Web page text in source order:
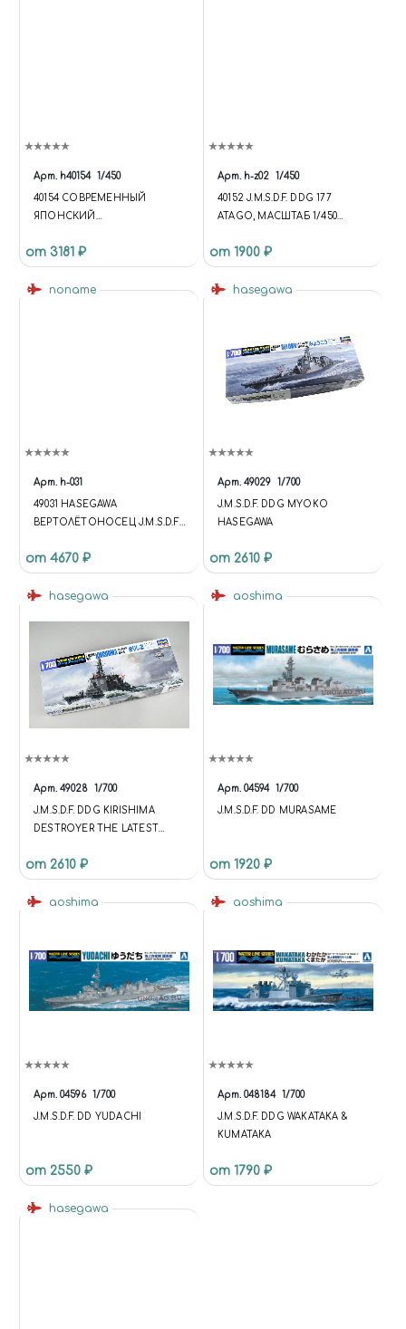
Арт. h40154 1/450
40154 CОВРЕМЕННЫЙ
ЯПОНСКИЙ
DDH HYUGA
от 3181 ₽
Арт. h-z02 1/450
40152 J.M.S.D.F. DDG 177
ATAGO, МАСШТАБ 1/450
(H-Z02) КОРАБЛИ
от 1900 ₽
noname
Арт. h-031
49031 HASEGAWA
ВЕРТОЛЁТОНОСЕЦ J.M.S.D.F.
от 4670 ₽
hasegawa
Арт. 49029 1/700
J.M.S.D.F. DDG MYOKO
HASEGAWA
от 2610 ₽
hasegawa
Арт. 49028 1/700
J.M.S.D.F. DDG KIRISHIMA
DESTROYER THE LATEST
от 2610 ₽
aoshima
Арт. 04594 1/700
J.M.S.D.F. DD MURASAME
от 1920 ₽
aoshima
Арт. 04596 1/700
J.M.S.D.F. DD YUDACHI
от 2550 ₽
aoshima
Арт. 048184 1/700
J.M.S.D.F. DDG WAKATAKA &
KUMATAKA
от 1790 ₽
hasegawa